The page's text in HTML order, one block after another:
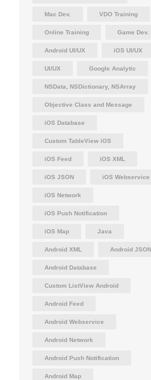
Mac Dev. VDO Training
Online Training Game Dev.
Android UI/UX iOS UI/UX
UI/UX Google Analytic
NSData, NSDictionary, NSArray
Objective Class and Message
iOS Database
Custom TableView iOS
iOS Feed iOS XML
iOS JSON iOS Webservice
iOS Network
iOS Push Notification
iOS Map Java
Android XML Android JSON
Android Database
Custom ListView Android
Android Feed
Android Webservice
Android Network
Android Push Notification
Android Map